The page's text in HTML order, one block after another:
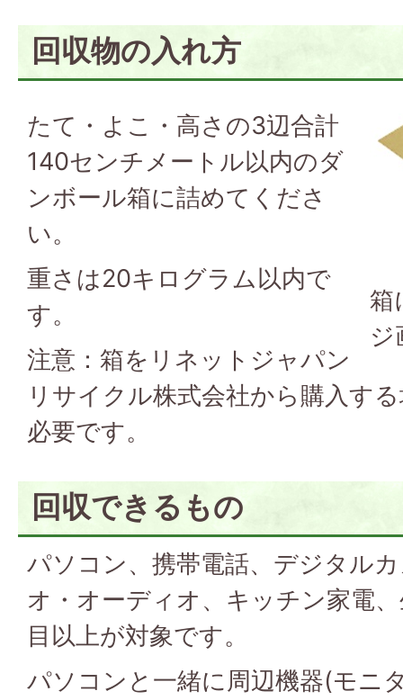
回収物の入れ方
箱
ジ
たて・よこ・高さの3辺合計
140センチメートル以内のダ
ンボール箱に詰めてくださ
い。
重さは20キログラム以内で
す。
注意：箱をリネットジャパン
リサイクル株式会社から購入す
必要です。
回収できるもの
パソコン、携帯電話、デジタル
オ・オーディオ、キッチン家電
目以上が対象です。
パソコンと一緒に周辺機器(モニ